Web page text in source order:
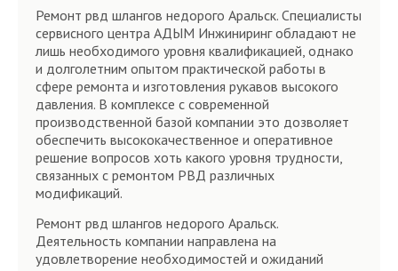
Ремонт рвд шлангов недорого Аральск. Специалисты
сервисного центра АДЫМ Инжиниринг обладают не
лишь необходимого уровня квалификацией, однако
и долголетним опытом практической работы в
сфере ремонта и изготовления рукавов высокого
давления. В комплексе с современной
производственной базой компании это дозволяет
обеспечить высококачественное и оперативное
решение вопросов хоть какого уровня трудности,
связанных с ремонтом РВД различных
модификаций.
Ремонт рвд шлангов недорого Аральск.
Деятельность компании направлена на
удовлетворение необходимостей и ожиданий